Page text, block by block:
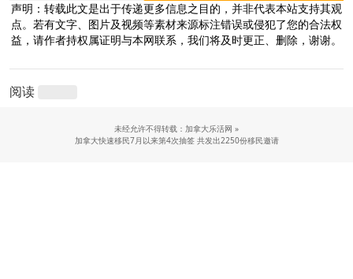
声明：转载此文是出于传递更多信息之目的，并非代表本站支持其观
点。若有文字、图片及视频等素材来源标注错误或侵犯了您的合法权
益，请作者持权属证明与本网联系，我们将及时更正、删除，谢谢。
阅读
未经允许不得转载：加拿大乐活网 »
加拿大快速移民7月以来第4次抽签 共发出2250份移民邀请